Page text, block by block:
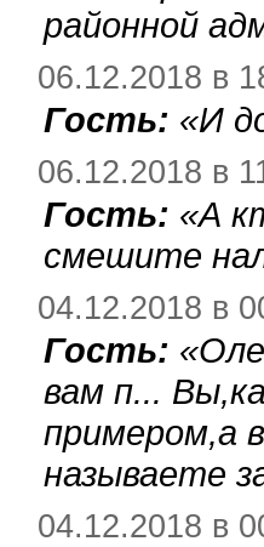
районной
06.12.2018 в
Гость: «И
06.12.2018 в
Гость: «А
смешите
04.12.2018 в
Гость: «
вам п...
примером,а
называете
04.12.2018 в